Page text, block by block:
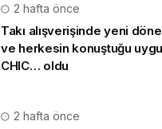
2 hafta önce
Takı alışverişinde yeni
ve herkesin konuştuğu
CHIC… oldu
2 hafta önce